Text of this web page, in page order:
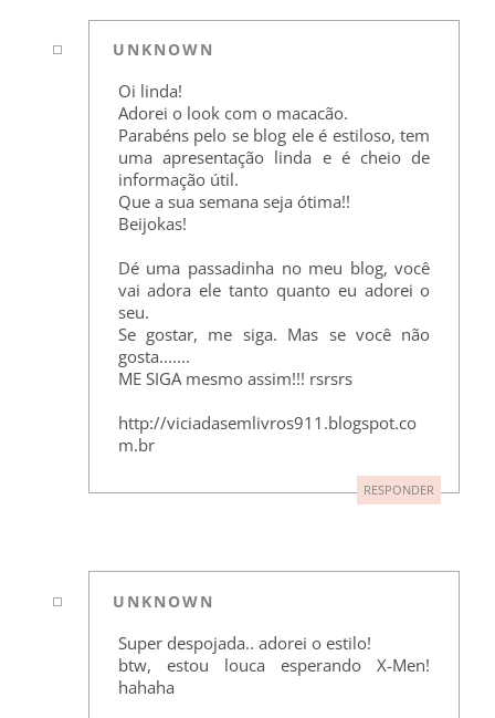
UNKNOWN
Oi linda!
Adorei o look com o macacão.
Parabéns pelo se blog ele é estiloso, tem
uma apresentação linda e é cheio de
informação útil.
Que a sua semana seja ótima!!
Beijokas!
Dé uma passadinha no meu blog, você
vai adora ele tanto quanto eu adorei o
seu.
Se gostar, me siga. Mas se você não
gosta.......
ME SIGA mesmo assim!!! rsrsrs
http://viciadasemlivros911.blogspot.co
m.br
RESPONDER
UNKNOWN
Super despojada.. adorei o estilo!
btw, estou louca esperando X-Men!
hahaha